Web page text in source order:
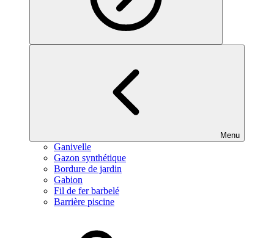
Menu
Ganivelle
Gazon synthétique
Bordure de jardin
Gabion
Fil de fer barbelé
Barrière piscine